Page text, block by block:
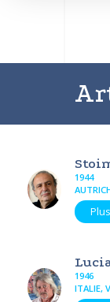
1944
Plus
1946
ITALIE,